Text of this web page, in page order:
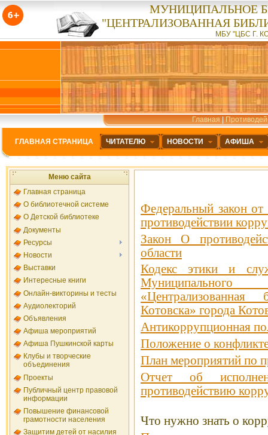
МУНИЦИПАЛЬНОЕ
"ЦЕНТРАЛИЗОВАННАЯ
МБУ "ЦБС Г.
Главная|
ГЛАВНАЯ СТРАНИЦА ЧИТАТЕЛЮ НОВОСТИ АФИША
Меню сайта
Главная страница
О библиотечной системе
О Детской библиотеке
Документы
Ресурсы
Новости
Выставки
Интересные книги
Онлайн-викторины и тесты
Аудиолекторий
Объявления
Афиша мероприятий
Афиша Пушкинской карты
Клубы и творческие
объединения
Проекты
Публичный центр правовой
информации
Повышение финансовой
грамотности населения
Защитим детей от насилия
Федеральный закон
противодействии
Закон О
области
Кодекс этики и
«Централизованная
Котовска» города
Антикоррупционная
Положение о
План мероприятий по
Отчет об
противодействию
Что нужно знать о